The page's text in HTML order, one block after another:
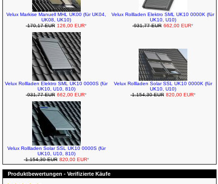
Velux Markise Manuell MHL UK00 (für UK04,
UK08, UK10)
170,17 EUR 126,00 EUR*
Velux Rollladen Elektro SML UK10 0000K (für
UK10, U10)
931,77 EUR 662,00 EUR*
Velux Rollladen Elektro SML UK10 0000S (für
UK10, U10, 810)
931,77 EUR 662,00 EUR*
Velux Rollladen Solar SSL UK10 0000K (für
UK10, U10)
1.154,30 EUR 820,00 EUR*
Velux Rollladen Solar SSL UK10 0000S (für
UK10, U10, 810)
1.154,30 EUR 820,00 EUR*
Produktbewertungen - Verifizierte Käufe